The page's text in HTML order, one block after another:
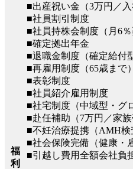
福
利
■出産祝い金（3万円／入
■社員割引制度
■社員持株会制度（月6％
■確定拠出年金
■退職金制度（確定給付
■再雇用制度（65歳まで）
■表彰制度
■社員紹介雇用制度
■社宅制度（中域型・グ
■赴任補助（7万円／家族
■不妊治療提携（AMH検
■社会保険完備（健康・
■引越し費用全額会社負